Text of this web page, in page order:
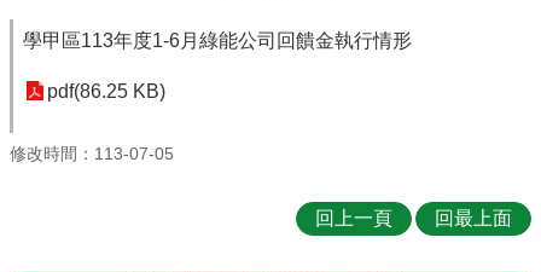
學甲區113年度1-6月綠能公司回饋金執行情形
pdf(86.25 KB)
修改時間：113-07-05
回上一頁 回最上面